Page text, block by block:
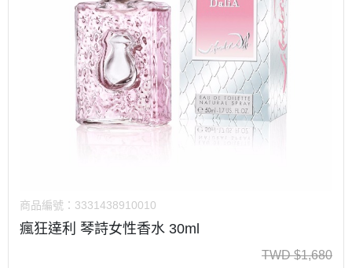
商品編號： 3331438910010
瘋狂達利 琴詩女性香水 30ml
TWD $1,680